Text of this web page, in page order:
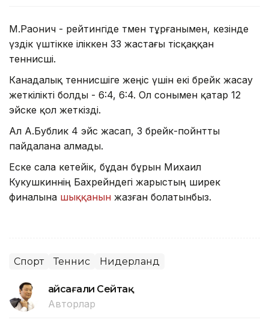
М.Раонич - рейтингіде төмен тұрғанымен, кезінде
үздік үштікке іліккен 33 жастағы тісқаққан
теннисші.
Канадалық теннисшіге жеңіс үшін екі брейк жасау
жеткілікті болды - 6:4, 6:4. Ол сонымен қатар 12
эйске қол жеткізді.
Ал А.Бублик 4 эйс жасап, 3 брейк-пойнтты
пайдалана алмады.
Еске сала кетейік, бұдан бұрын Михаил
Кукушкиннің Бахрейндегі жарыстың ширек
финалына шыққанын жазған болатынбыз.
Спорт Теннис Нидерланд
Ғайсағали Сейтақ
Авторлар